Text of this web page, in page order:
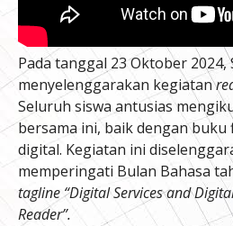
Pada tanggal 23 Oktober 2024,
menyelenggarakan kegiatan
Seluruh siswa antusias
bersama ini, baik dengan
digital. Kegiatan ini
memperingati Bulan Bahasa
tagline “Digital Services and
Reader”.